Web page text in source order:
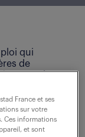
qui
de
une alerte
France et ses
sur votre
Ces informations
et sont